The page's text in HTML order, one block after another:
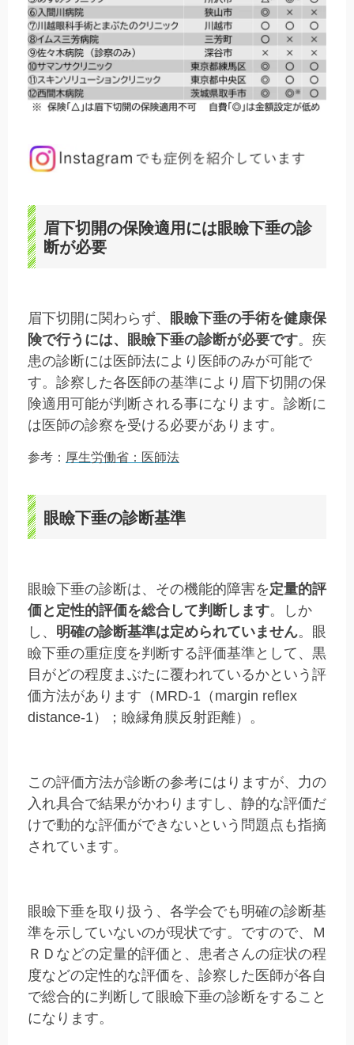
眉下切開の保険適用には眼瞼下垂の診
断が必要
眉下切開に関わらず、
眼瞼下垂の手術を健康保
険で行うには、眼瞼下垂の診断が必要です。疾
患の診断には医師法により医師のみが可能で
す。診察した各医師の基準により眉下切開の保
険適用可能が判断される事になります。診断に
は医師の診察を受ける必要があります。
参考： 厚生労働省：医師法
眼瞼下垂の診断基準
眼瞼下垂の診断は、その機能的障害を定量的評
価と定性的評価を総合して判断します。しか
し、 明確の診断基準は定められていません。眼
瞼下垂の重症度を判断する評価基準として、黒
目がどの程度まぶたに覆われているかという評
価方法があります（MRD-1（margin reflex
distance-1）；瞼縁角膜反射距離）。
この評価方法が診断の参考にはりますが、力の
入れ具合で結果がかわりますし、静的な評価だ
けで動的な評価ができないという問題点も指摘
されています。
眼瞼下垂を取り扱う、各学会でも明確の診断基
準を示していないのが現状です。ですので、Ｍ
ＲＤなどの定量的評価と、患者さんの症状の程
度などの定性的な評価を、診察した医師が各自
で総合的に判断して眼瞼下垂の診断をすること
になります。